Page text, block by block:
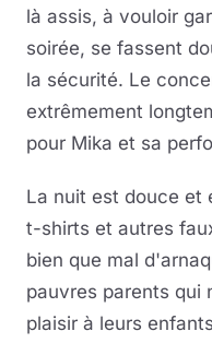
là assis, à vouloir
soirée, se fassent
la sécurité. Le
extrêmement
pour Mika et sa
La nuit est douce et
t-shirts et autres
bien que mal
pauvres parents qui
plaisir à leurs